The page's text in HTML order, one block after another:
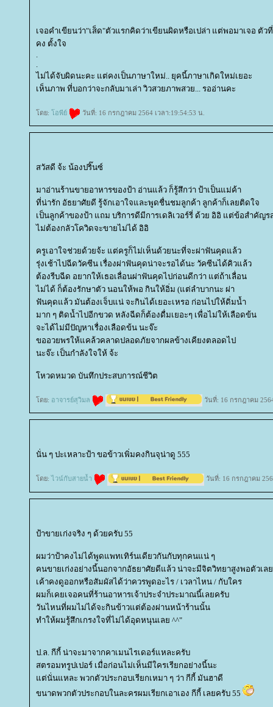
เจอคำเขียนว่า"เส็ด"ตัวแรกคิดว่าเขียนผิดหรือเปล่า แต่พอมาเจอ ตัว
คง ตั้งใจ
ไม่ได้จับผิดนะคะ แต่คงเป็นภาษาใหม่.. ยุคนี้ภาษาเกิดใหม่เยอะ
เห็นภาพ ที่บอกว่าจะกลับมาเล่า วิวสวยภาพสวย... รออ่านคะ
ดย: อพีย์ วันที่: 16 กรกฎาคม 2564 เวลา:19:54:53 น.
สวัสดี จ้ะ น้องปริ๊นซ์
มาอ่านร้านขายอาหารของป้า อ่านแล้ว ก็รู้สึกว่า ป้าเป็นแม่ค้า
ที่น่ารัก อัธยาศัยดี รู้จักเอาใจและพูดชื่นชมลูกค้า ลูกค้าก็เลยติดใจ
เป็นลูกค้าของป้า แถม บริการดีมีการเดลิเวอร์รี่ ด้วย อิอิ แต่ข้อสำคัญ
ไม่ต้องกลัวโควิดจะขายไม่ได้ อิอิ
ครูเอาใจช่วยด้วยจ้ะ แต่ครูก็ไม่เห็นด้วยนะที่จะผ่าฟันคุดแล้ว
รุ่งเช้าไปฉีดวัคซีน เรื่องผ่าฟันคุดน่าจะรอได้นะ วัคซีนได้คิวแล้ว
ต้องรีบฉีด อยากให้เธอเลื่อนผ่าฟันคุดไปก่อนดีกว่า แต่ถ้าเลื่อน
ไม่ได้ ก็ต้องรักษาตัว นอนให้พอ กินให้อิ่ม (แต่ลำบากนะ ผ่า
ฟันคุดแล้ว มันต้องเจ็บแน่ จะกินได้เยอะเหรอ ก่อนไปให้ดิ่มน้ำ
มาก ๆ ติดน้ำไปอีกขวด หลังฉีดก็ต้องดื่มเยอะๆ เพื่อไม่ให้เลือดข้น
จะได้ไม่มีปัญหาเรื่องเลือดข้น นะจ๊ะ
ขออวยพรให้แคล้วคลาดปลอดภัยจากผลข้างเคียงตลอดไป
นะจ๊ะ เป็นกำลังใจให้ จ้ะ
หวดหมวด บันทึกประสบการณ์ชีวิต
ดย: อาจารย์สุวิมล วันที่: 16 กรกฎาคม
นั่น ๆ ปะเหลาะป้า ขอข้าวเพิ่มคงกินจุน่าดู 555
ดย: ไวน์กับสายน้ำ วันที่: 16 กรกฎาคม
ป้าขายเก่งจริง ๆ ด้วยครับ 55
ผมว่าป้าคงไม่ได้พูดแพทเทิร์นเดียวกันกับทุกคนแน่ ๆ
คนขายเก่งอย่างนี้นอกจากอัธยาศัยดีแล้ว น่าจะมีจิตวิทยาสูงพอตัวเล
เค้าคงดูออกหรือสัมผัสได้ว่าควรพูดอะไร / เวลาไหน / กับใคร
ผมก็เคยเจอคนที่ร้านอาหารเจ้าประจำประมาณนี้เลยครับ
วันไหนที่ผมไม่ได้จะกินข้าวแต่ต้องผ่านหน้าร้านนั้น
ทำให้ผมรู้สึกเกรงใจที่ไม่ได้อุดหนุนเลย ^^"
ป.ล. กีกี้ น่าจะมาจากคาเมนไรเดอร์แหละครับ
สตรอมทรูปเปอร์ เมื่อก่อนไม่เห็นมีใครเรียกอย่างนี้นะ
ต่นั่นแหละ พวกตัวประกอบเรียกเหมา ๆ ว่า กีกี้ มันฮาดี
ขนาดพวกตัวประกอบในละครผมเรียกเอาเอง กีกี้ เลยครับ 55